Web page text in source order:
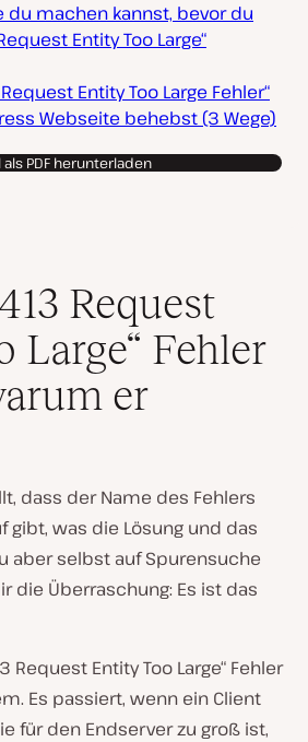
du machen kannst, bevor du
Entity Too Large“
Entity Too Large Fehler“
Webseite behebst (3 Wege)
PDF herunterladen
Request
Large“ Fehler
er
dass der Name des Fehlers
gibt, was die Lösung und das
aber selbst auf Spurensuche
die Überraschung: Es ist das
Request Entity Too Large“ Fehler
Es passiert, wenn ein Client
für den Endserver zu groß ist,